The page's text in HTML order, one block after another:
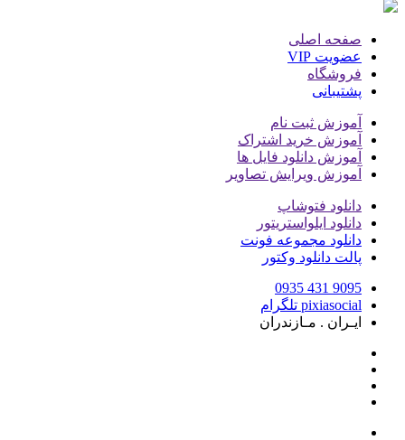
صفحه اصلی
عضویت VIP
فروشگاه
پشتیبانی
آموزش ثبت نام
آموزش خرید اشتراک
آموزش دانلود فایل ها
آموزش ویرایش تصاویر
دانلود فتوشاپ
دانلود ایلواستریتور
دانلود مجموعه فونت
پالت دانلود وکتور
9095 431 0935
pixiasocial تلگرام
ایـران . مـازندران